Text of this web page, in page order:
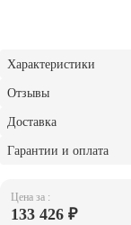
Цена за :
133 426 ₽
Характеристики
Отзывы
Доставка
Гарантии и оплата